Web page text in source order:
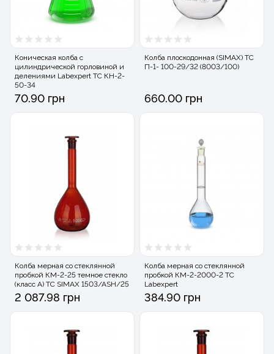
Коническая колба с
цилиндрической горловиной и
делениями Labexpert ТС КН-2-
50-34
70.90 грн
Колба плоскодонная (SIMAX) ТС
П-1- 100-29/32 (8003/100)
660.00 грн
Колба мерная со стеклянной
пробкой КМ-2-25 темное стекло
(класс А) ТС SIMAX 1503/ASH/25
2 087.98 грн
Колба мерная со стеклянной
пробкой КМ-2-2000-2 ТС
Labexpert
384.90 грн